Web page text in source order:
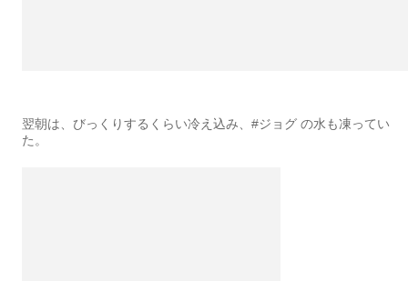
翌朝は、びっくりするくらい冷え込み、#ジョグ の水も凍ってい
た。